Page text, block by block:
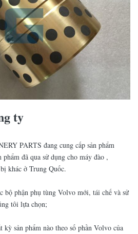
ty
PARTS đang cung cấp sản phẩm
đã qua sử dụng cho máy đào ,
khác ở Trung Quốc.
bộ phận phụ tùng Volvo mới, tái chế và sử
tôi lựa chọn;
kỳ sản phẩm nào theo số phần Volvo của